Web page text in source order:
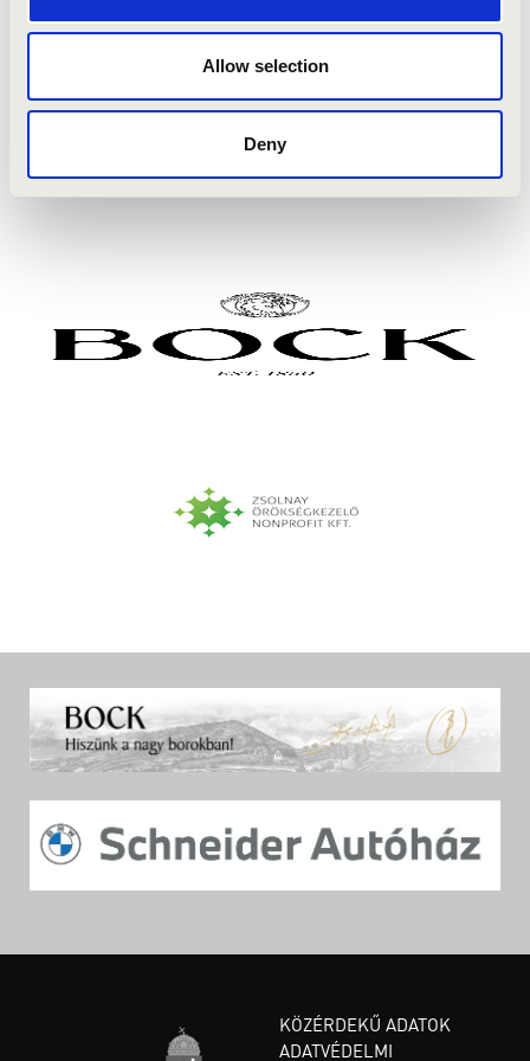
Allow selection
Deny
Hérold: Zampa – nyitány
Kodály: Háry János - Toborzó
KÖZÉRDEKŰ ADATOK
ADATVÉDELMI